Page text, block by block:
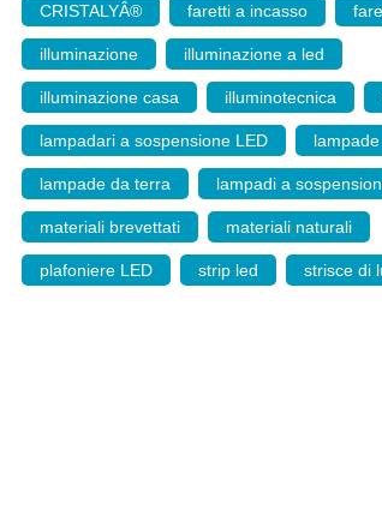
CRISTALYÂ® faretti a incasso
illuminazione illuminazione a led
illuminazione casa illuminotecnica
lampadari a sospensione LED
lampade da terra lampadi a
materiali brevettati materiali naturali
plafoniere LED strip led strisce di